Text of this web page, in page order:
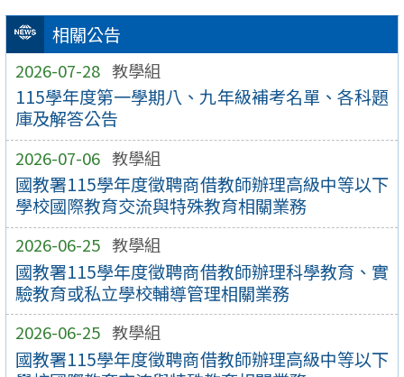
相關公告
2026-07-28 教學組
115學年度第一學期八、九年級補考名單、各科題
庫及解答公告
2026-07-06 教學組
國教署115學年度徵聘商借教師辦理高級中等以下
學校國際教育交流與特殊教育相關業務
2026-06-25 教學組
國教署115學年度徵聘商借教師辦理科學教育、實
驗教育或私立學校輔導管理相關業務
2026-06-25 教學組
國教署115學年度徵聘商借教師辦理高級中等以下